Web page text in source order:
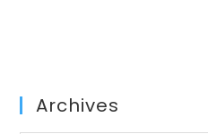
Archives